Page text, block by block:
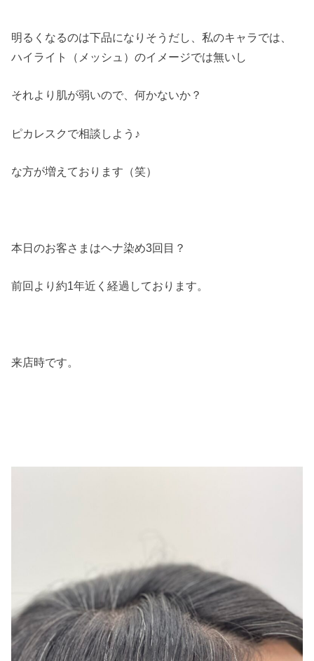
明るくなるのは下品になりそうだし、私のキャラでは、
ハイライト（メッシュ）のイメージでは無いし
それより肌が弱いので、何かないか？
ピカレスクで相談しよう♪
な方が増えております（笑）
本日のお客さまはヘナ染め3回目？
前回より約1年近く経過しております。
来店時です。